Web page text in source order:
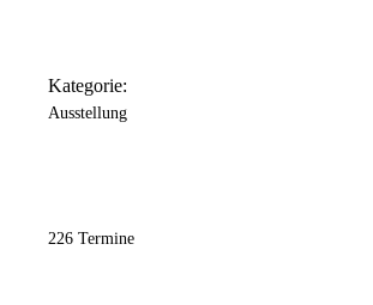
Kategorie:
Ausstellung
226 Termine